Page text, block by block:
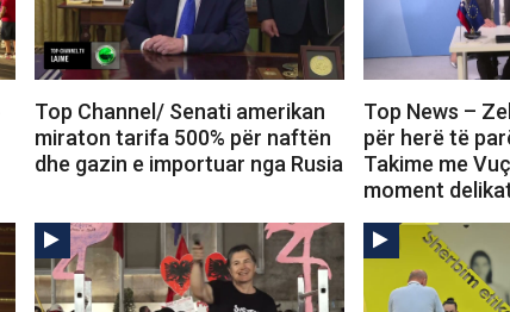
Top Channel/ Senati amerikan
miraton tarifa 500% për naftën
dhe gazin e importuar nga Rusia
Top News –
për herë të
Takime me
moment